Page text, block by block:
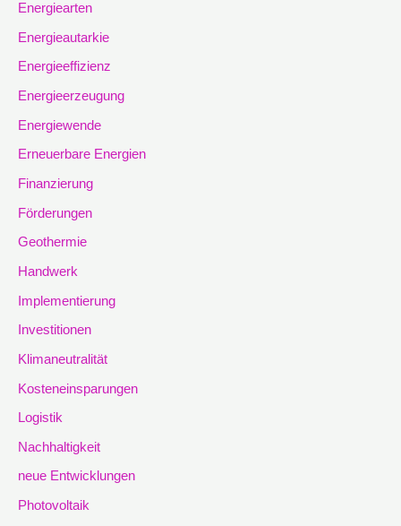
Energiearten
Energieautarkie
Energieeffizienz
Energieerzeugung
Energiewende
Erneuerbare Energien
Finanzierung
Förderungen
Geothermie
Handwerk
Implementierung
Investitionen
Klimaneutralität
Kosteneinsparungen
Logistik
Nachhaltigkeit
neue Entwicklungen
Photovoltaik